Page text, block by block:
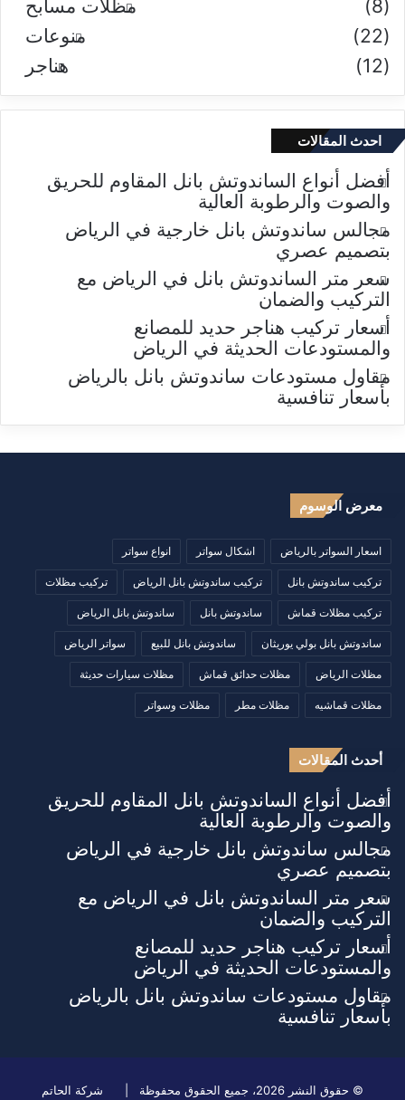
مظلات مسابح
(8)
منوعات
(22)
هناجر
(12)
احدث المقالات
أفضل أنواع الساندوتش بانل المقاوم للحريق
والصوت والرطوبة العالية
مجالس ساندوتش بانل خارجية في الرياض
بتصميم عصري
سعر متر الساندوتش بانل في الرياض مع
التركيب والضمان
أسعار تركيب هناجر حديد للمصانع
والمستودعات الحديثة في الرياض
مقاول مستودعات ساندوتش بانل بالرياض
بأسعار تنافسية
معرض الوسوم
اسعار السواتر بالرياض اشكال سواتر انواع سواتر
تركيب ساندوتش بانل تركيب ساندوتش بانل الرياض تركيب مظلات
تركيب مظلات قماش ساندوتش بانل ساندوتش بانل الرياض
ساندوتش بانل بولي يوريثان ساندوتش بانل للبيع سواتر الرياض
مظلات الرياض مظلات حدائق قماش مظلات سيارات حديثة
مظلات قماشيه مظلات مطر مظلات وسواتر
أحدث المقالات
أفضل أنواع الساندوتش بانل المقاوم للحريق
والصوت والرطوبة العالية
مجالس ساندوتش بانل خارجية في الرياض
بتصميم عصري
سعر متر الساندوتش بانل في الرياض مع
التركيب والضمان
أسعار تركيب هناجر حديد للمصانع
والمستودعات الحديثة في الرياض
مقاول مستودعات ساندوتش بانل بالرياض
بأسعار تنافسية
© حقوق النشر 2026، جميع الحقوق محفوظة | شركة الحاتم